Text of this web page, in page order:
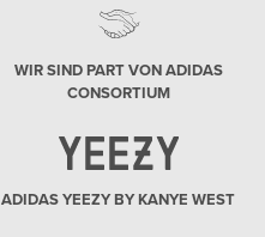
WIR SIND PART VON ADIDAS
CONSORTIUM
ADIDAS YEEZY BY KANYE WEST